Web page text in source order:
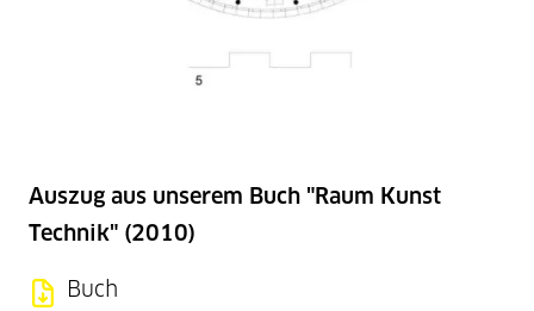
Auszug aus unserem Buch "Raum Kunst
Technik" (2010)
Buch